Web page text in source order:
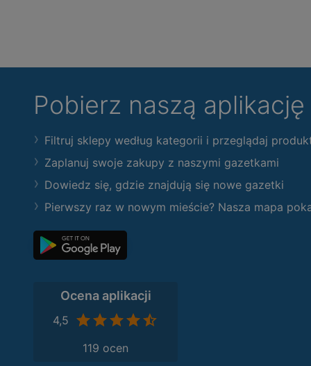
Pobierz naszą aplikację
Filtruj sklepy według kategorii i przeglądaj
Zaplanuj swoje zakupy z naszymi gazetkami
Dowiedz się, gdzie znajdują się nowe gazetki
Pierwszy raz w nowym mieście? Nasza mapa
Ocena aplikacji
4,5
119 ocen